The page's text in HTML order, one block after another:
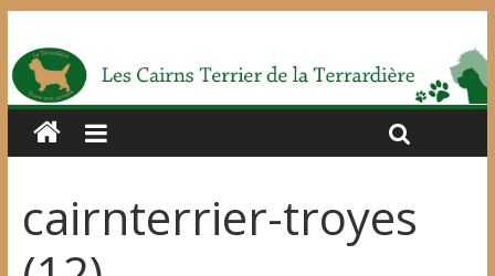
cairnterrier-troyes